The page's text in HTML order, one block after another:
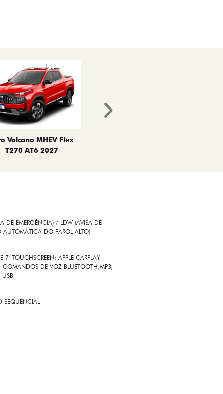
Volcano MHEV Flex
T270 AT6 2027
Próximo
DE EMERGÊNCIA) / LDW (AVISA DE
DO FAROL ALTO)
7' TOUCHSCREEN; APPLE CARPLAY
COMANDOS DE VOZ BLUETOOTH,MP3,
USB
SEQUENCIAL